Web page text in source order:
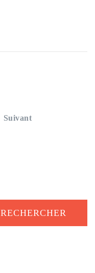
Suivant
RECHERCHER